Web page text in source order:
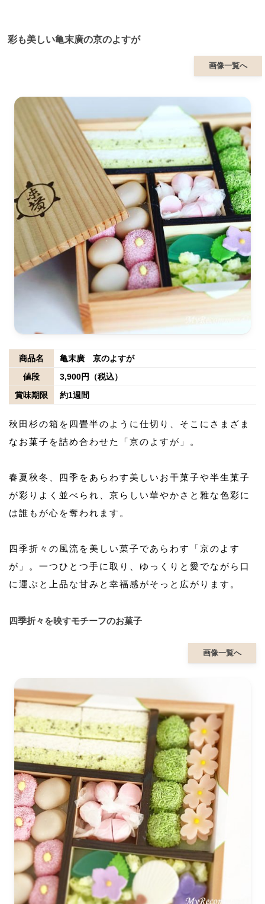
彩も美しい亀末廣の京のよすが
画像一覧へ
商品名
亀末廣 京のよすが
値段
3,900円（税込）
賞味期限
約1週間
秋田杉の箱を四畳半のように仕切り、そこにさまざま
なお菓子を詰め合わせた「京のよすが」。
春夏秋冬、四季をあらわす美しいお干菓子や半生菓子
が彩りよく並べられ、京らしい華やかさと雅な色彩に
は誰もが心を奪われます。
四季折々の風流を美しい菓子であらわす「京のよす
が」。一つひとつ手に取り、ゆっくりと愛でながら口
に運ぶと上品な甘みと幸福感がそっと広がります。
四季折々を映すモチーフのお菓子
画像一覧へ